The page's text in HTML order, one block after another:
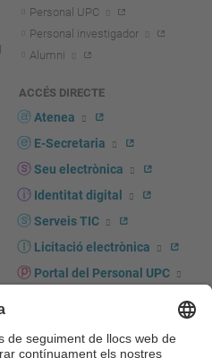
Personal UPC
Personal investigador
Alumni
ACCÉS DIRECTE
Atenea
E-Secretaria
Seu electrònica
Identitat digital
Serveis TIC
Licitació electrònica
Portal del Personal UPC
Marca corporativa